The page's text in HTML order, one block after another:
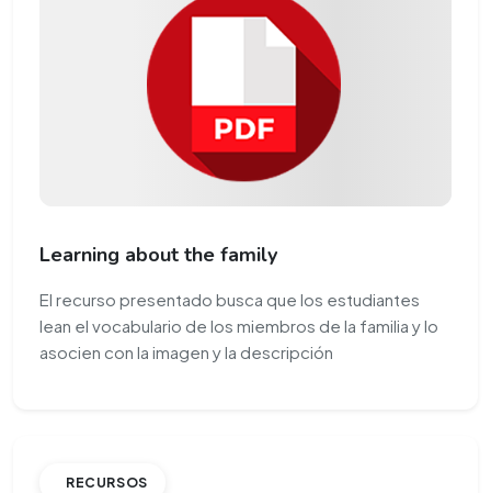
Learning about the family
El recurso presentado busca que los estudiantes
lean el vocabulario de los miembros de la familia y lo
asocien con la imagen y la descripción
RECURSOS